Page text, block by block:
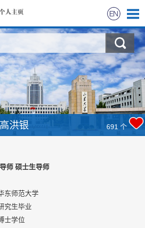
高洪银 691 个
师 硕士生导师
东师范大学
究生毕业
士学位